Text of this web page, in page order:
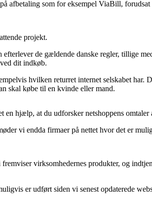
afbetaling som for eksempel ViaBill,
projekt.
de gældende danske regler, tillige
dit indkøb.
hvilken returret internet selskabet har.
skal købe til en kvinde eller mand.
en hjælp, at du udforsker netshoppens
vi endda firmaer på nettet hvor det er
virksomhedernes produkter, og
er udført siden vi senest opdaterede